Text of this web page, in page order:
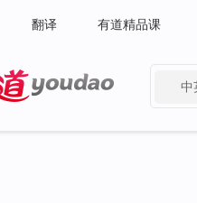
翻译 有道精品课
中